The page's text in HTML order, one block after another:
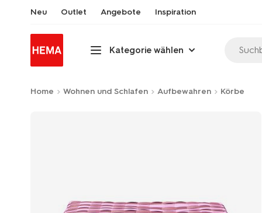
Neu Outlet Angebote Inspiration
Kategorie wählen
Home Wohnen und Schlafen Aufbewahren Körbe